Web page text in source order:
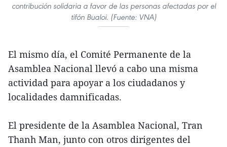
contribución solidaria a favor de las personas afectadas por el
tifón Bualoi. (Fuente: VNA)
El mismo día, el Comité Permanente de la
Asamblea Nacional llevó a cabo una misma
actividad para apoyar a los ciudadanos y
localidades damnificadas.
El presidente de la Asamblea Nacional, Tran
Thanh Man, junto con otros dirigentes del